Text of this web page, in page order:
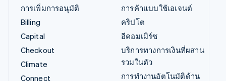
การเพิ่มการอนุมัติ
Billing
Capital
Checkout
Climate
Connect
การค้าแบบใช้เอเจนต์
คริปโต
อีคอมเมิร์ซ
บริการทางการเงินที่ผสาน
รวมในตัว
การทำงานอัตโนมัติด้าน